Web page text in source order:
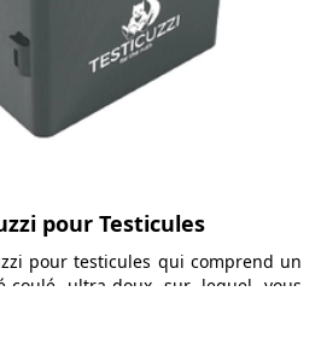
pour Testicules
pour testicules qui comprend un
coulé ultra-doux sur lequel vous